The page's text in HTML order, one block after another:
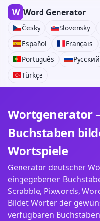
W Word Generator
Česky Slovensky
Español
Français
Português
Русский
Türkçe
Wortgenerator
Buchstaben
Wortspiele
Generator deutscher
eingegebenen
Scrabble, Pixwords,
Bildet Wörter der
verfügbaren